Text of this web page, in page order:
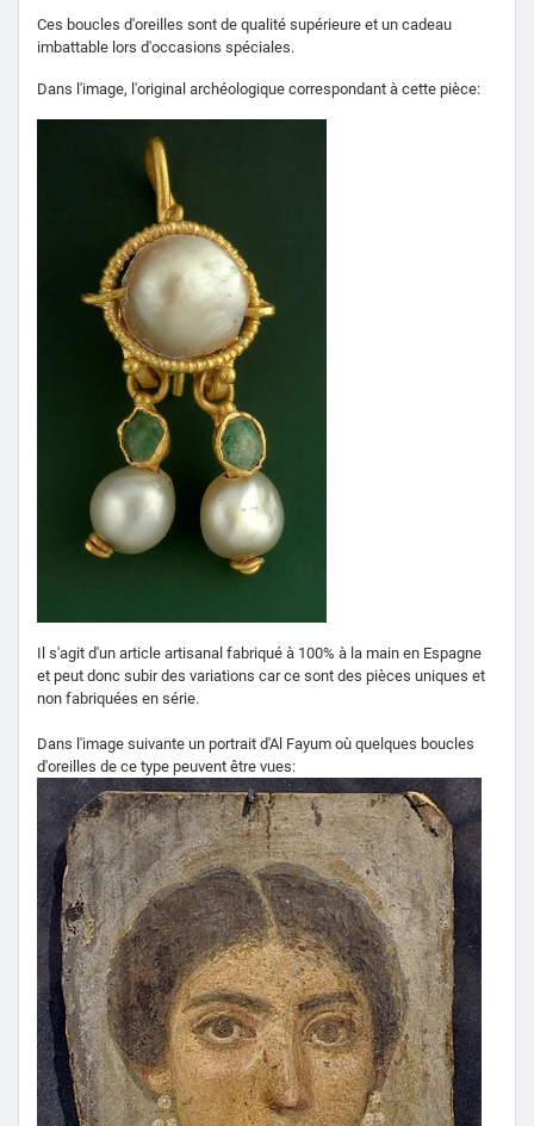
Ces boucles d'oreilles sont de qualité supérieure et un cadeau
imbattable lors d'occasions spéciales.
Dans l'image, l'original archéologique correspondant à cette pièce:
Il s'agit d'un article artisanal fabriqué à 100% à la main en Espagne
et peut donc subir des variations car ce sont des pièces uniques et
non fabriquées en série.
Dans l'image suivante un portrait d'Al Fayum où quelques boucles
d'oreilles de ce type peuvent être vues: